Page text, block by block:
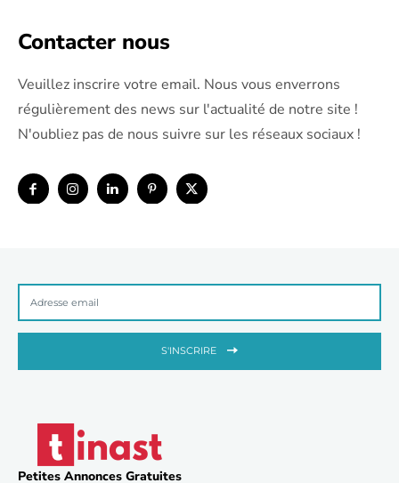
Contacter nous
Veuillez inscrire votre email. Nous vous enverrons
régulièrement des news sur l'actualité de notre site !
N'oubliez pas de nous suivre sur les réseaux sociaux !
S'INSCRIRE
Petites Annonces Gratuites